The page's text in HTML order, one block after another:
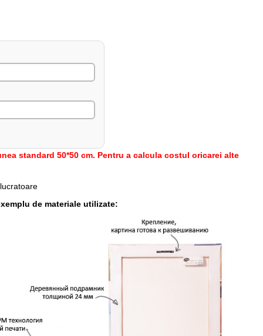
standard 50*50 cm. Pentru a calcula costul oricarei alte
de materiale utilizate: